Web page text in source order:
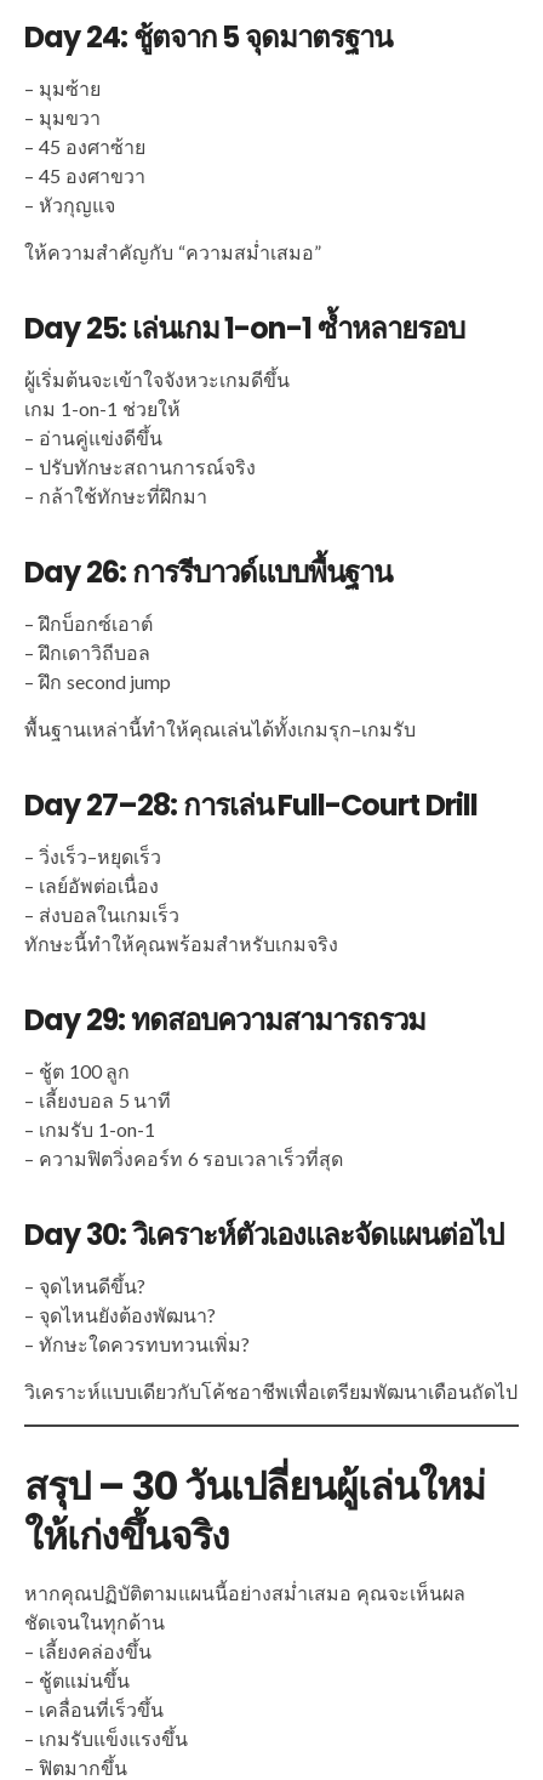
Day 24: ชู้ตจาก 5 จุดมาตรฐาน
– มุมซ้าย
– มุมขวา
– 45 องศาซ้าย
– 45 องศาขวา
– หัวกุญแจ
ให้ความสำคัญกับ “ความสม่ำเสมอ”
Day 25: เล่นเกม 1-on-1 ซ้ำหลายรอบ
ผู้เริ่มต้นจะเข้าใจจังหวะเกมดีขึ้น
เกม 1-on-1 ช่วยให้
– อ่านคู่แข่งดีขึ้น
– ปรับทักษะสถานการณ์จริง
– กล้าใช้ทักษะที่ฝึกมา
Day 26: การรีบาวด์แบบพื้นฐาน
– ฝึกบ็อกซ์เอาต์
– ฝึกเดาวิถีบอล
– ฝึก second jump
พื้นฐานเหล่านี้ทำให้คุณเล่นได้ทั้งเกมรุก–เกมรับ
Day 27–28: การเล่น Full-Court Drill
– วิ่งเร็ว–หยุดเร็ว
– เลย์อัพต่อเนื่อง
– ส่งบอลในเกมเร็ว
ทักษะนี้ทำให้คุณพร้อมสำหรับเกมจริง
Day 29: ทดสอบความสามารถรวม
– ชู้ต 100 ลูก
– เลี้ยงบอล 5 นาที
– เกมรับ 1-on-1
– ความฟิตวิ่งคอร์ท 6 รอบเวลาเร็วที่สุด
Day 30: วิเคราะห์ตัวเองและจัดแผนต่อไป
– จุดไหนดีขึ้น?
– จุดไหนยังต้องพัฒนา?
– ทักษะใดควรทบทวนเพิ่ม?
วิเคราะห์แบบเดียวกับโค้ชอาชีพเพื่อเตรียมพัฒนาเดือนถัดไป
สรุป – 30 วันเปลี่ยนผู้เล่นใหม่
ให้เก่งขึ้นจริง
หากคุณปฏิบัติตามแผนนี้อย่างสม่ำเสมอ คุณจะเห็นผล
ชัดเจนในทุกด้าน
– เลี้ยงคล่องขึ้น
– ชู้ตแม่นขึ้น
– เคลื่อนที่เร็วขึ้น
– เกมรับแข็งแรงขึ้น
– ฟิตมากขึ้น